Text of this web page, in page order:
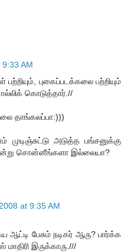
AM
புகைப்படக்கலை பற்றியும்
கொடுத்தார்.//
தாங்கலப்பா:)))
அடுத்த பங்சனுக்கு
என்று சொன்னீங்களா இல்லையா?
at 9:35 AM
பேசும் நடிகர் ஆரு? பார்க்க
இருக்காரு.///